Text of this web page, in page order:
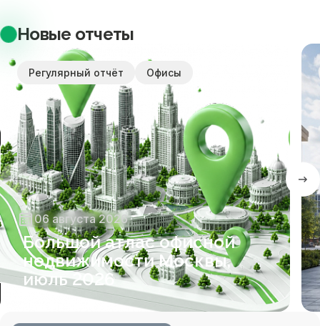
Новые отчеты
Регулярный отчёт Офисы
06 августа 2026
Большой атлас офисной
недвижимости Москвы,
июль 2026